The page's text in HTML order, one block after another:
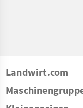
Landwirt.com